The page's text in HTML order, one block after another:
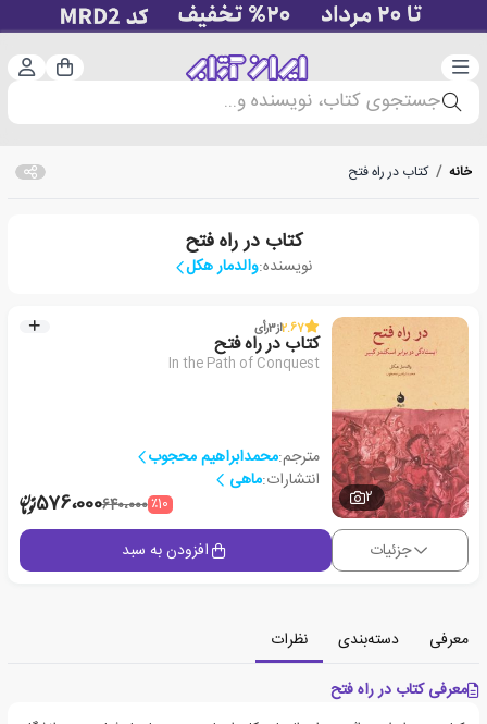
دسته‌بندی سبد
جستجوی کتاب، نویسنده و...
خانه / کتاب در راه فتح
کتاب در راه فتح
نویسنده:والدمار هکل
2
2.67از3رأی
کتاب در راه فتح
In the Path of Conquest
مترجم:محمدابراهیم محجوب
انتشارات:ماهی
٪10640،000576،000
جزئیات افزودن به سبد
معرفی دسته‌بندی
نظرات
معرفی کتاب در راه فتح